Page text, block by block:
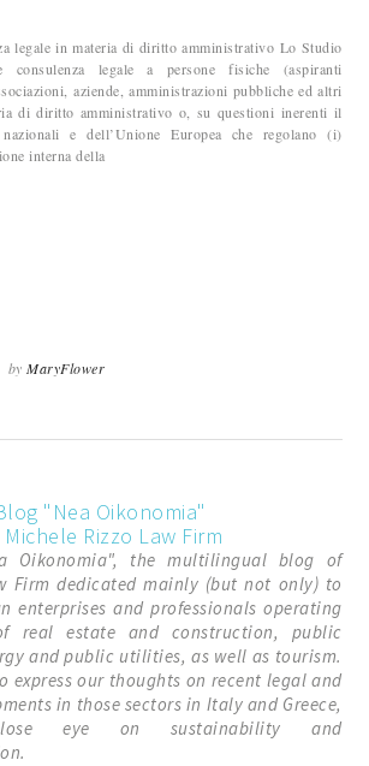
legale in materia di diritto amministrativo Lo Studio
consulenza legale a persone fisiche (aspiranti
aziende, amministrazioni pubbliche ed altri
di diritto amministrativo o, su questioni inerenti il
e dell’Unione Europea che regolano (i)
interna della
byMaryFlower
"Nea Oikonomia"
Michele Rizzo Law Firm
Oikonomia", the multilingual blog of
Firm dedicated mainly (but not only) to
enterprises and professionals operating
real estate and construction, public
and public utilities, as well as tourism.
express our thoughts on recent legal and
in those sectors in Italy and Greece,
eye on sustainability and